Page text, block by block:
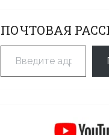
ПОЧТОВАЯ
Введите адрес электронной почты…